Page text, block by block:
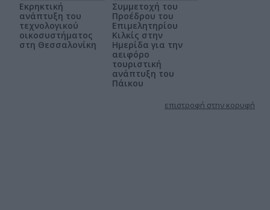
Εκρηκτική
ανάπτυξη του
τεχνολογικού
οικοσυστήματος
στη Θεσσαλονίκη
Συμμετοχή του
Προέδρου του
Επιμελητηρίου
Κιλκίς στην
Ημερίδα για την
αειφόρο
τουριστική
ανάπτυξη του
Πάικου
επιστροφή στην κορυφή